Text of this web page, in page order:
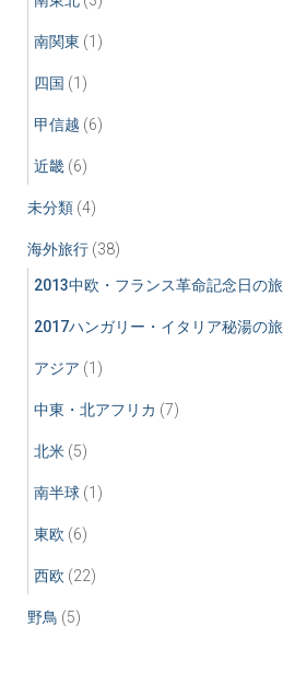
南関東 (1)
四国 (1)
甲信越 (6)
近畿 (6)
未分類 (4)
海外旅行 (38)
2013中欧・フランス革命記念日の旅
2017ハンガリー・イタリア秘湯の旅
アジア (1)
中東・北アフリカ (7)
北米 (5)
南半球 (1)
東欧 (6)
西欧 (22)
野鳥 (5)